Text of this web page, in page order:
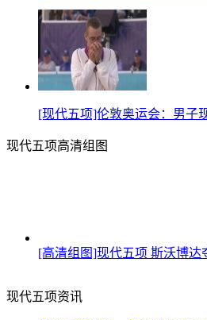
[现代五项]伦敦奥运会：男子
现代五项高清组图
[高清组图]现代五项 斯沃博达
现代五项资讯